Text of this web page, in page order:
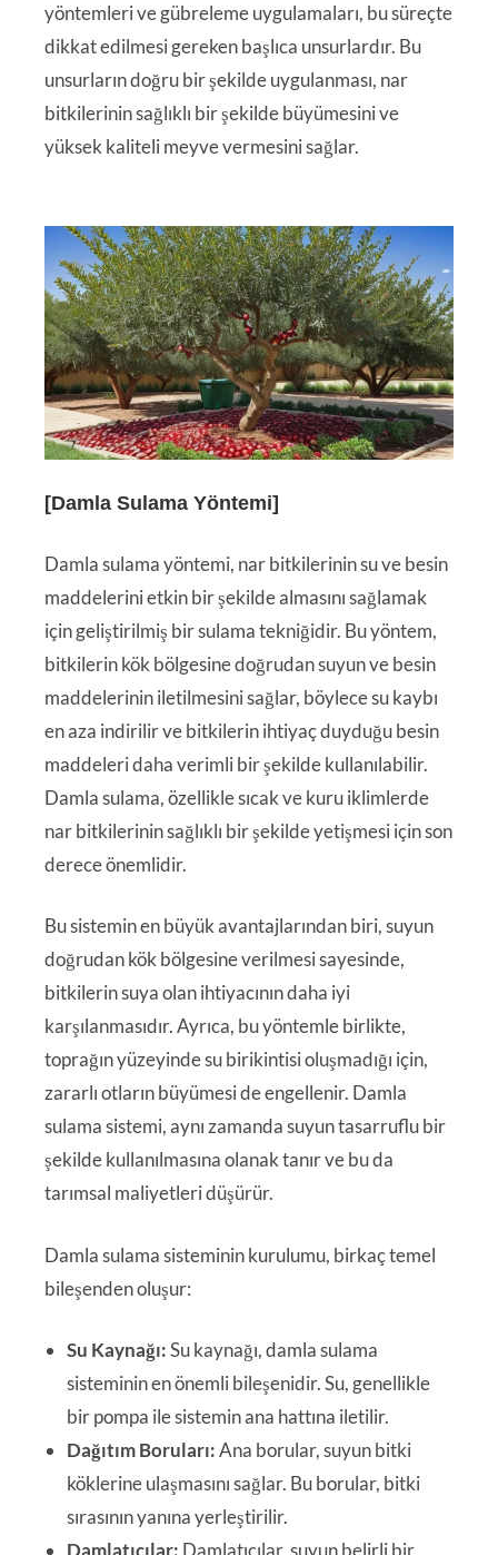
yöntemleri ve gübreleme uygulamaları, bu süreçte
dikkat edilmesi gereken başlıca unsurlardır. Bu
unsurların doğru bir şekilde uygulanması, nar
bitkilerinin sağlıklı bir şekilde büyümesini ve
yüksek kaliteli meyve vermesini sağlar.
[Damla Sulama Yöntemi]
Damla sulama yöntemi, nar bitkilerinin su ve besin
maddelerini etkin bir şekilde almasını sağlamak
için geliştirilmiş bir sulama tekniğidir. Bu yöntem,
bitkilerin kök bölgesine doğrudan suyun ve besin
maddelerinin iletilmesini sağlar, böylece su kaybı
en aza indirilir ve bitkilerin ihtiyaç duyduğu besin
maddeleri daha verimli bir şekilde kullanılabilir.
Damla sulama, özellikle sıcak ve kuru iklimlerde
nar bitkilerinin sağlıklı bir şekilde yetişmesi için son
derece önemlidir.
Bu sistemin en büyük avantajlarından biri, suyun
doğrudan kök bölgesine verilmesi sayesinde,
bitkilerin suya olan ihtiyacının daha iyi
karşılanmasıdır. Ayrıca, bu yöntemle birlikte,
toprağın yüzeyinde su birikintisi oluşmadığı için,
zararlı otların büyümesi de engellenir. Damla
sulama sistemi, aynı zamanda suyun tasarruflu bir
şekilde kullanılmasına olanak tanır ve bu da
tarımsal maliyetleri düşürür.
Damla sulama sisteminin kurulumu, birkaç temel
bileşenden oluşur:
Su Kaynağı:Su kaynağı, damla sulama
sisteminin en önemli bileşenidir. Su, genellikle
bir pompa ile sistemin ana hattına iletilir.
Dağıtım Boruları:Ana borular, suyun bitki
köklerine ulaşmasını sağlar. Bu borular, bitki
sırasının yanına yerleştirilir.